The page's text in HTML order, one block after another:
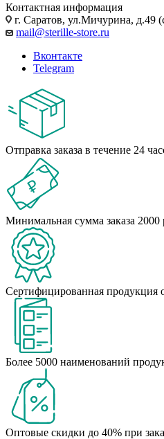
Контактная информация
г. Саратов, ул.Мичурина, д.49
mail@sterille-store.ru
Вконтакте
Telegram
Отправка заказа в течение 24
Минимальная сумма заказа 2000
Сертифицированная продукция
Более 5000 наименований
Оптовые скидки до 40% при